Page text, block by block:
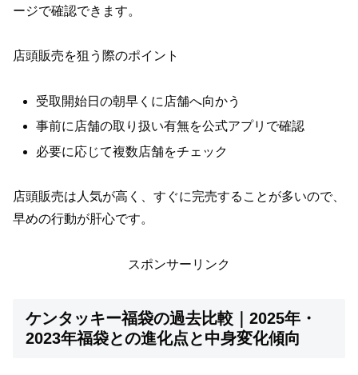
ージで確認できます。
店頭販売を狙う際のポイント
受取開始日の朝早くに店舗へ向かう
事前に店舗の取り扱い有無を公式アプリで確認
必要に応じて複数店舗をチェック
店頭販売は人気が高く、すぐに完売することが多いので、
早めの行動が肝心です。
スポンサーリンク
ケンタッキー福袋の過去比較｜2025年・
2023年福袋との進化点と中身変化傾向